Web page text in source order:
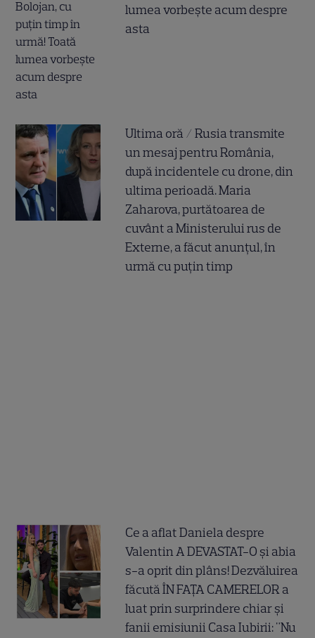
lumea vorbește acum despre
asta
Ultima oră / Rusia transmite
un mesaj pentru România,
după incidentele cu drone, din
ultima perioadă. Maria
Zaharova, purtătoarea de
cuvânt a Ministerului rus de
Externe, a făcut anunțul, în
urmă cu puțin timp
Ce a aflat Daniela despre
Valentin A DEVASTAT-O și abia
s-a oprit din plâns! Dezvăluirea
făcută ÎN FAȚA CAMERELOR a
luat prin surprindere chiar și
fanii emisiunii Casa Iubirii: "Nu